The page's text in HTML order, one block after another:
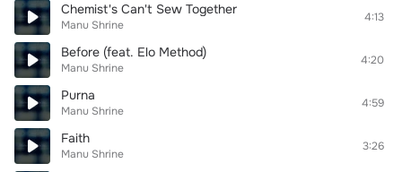
Chemist's Can't Sew Together
Manu Shrine
4:13
Before (feat. Elo Method)
Manu Shrine
4:20
Purna
Manu Shrine
4:59
Faith
Manu Shrine
3:26